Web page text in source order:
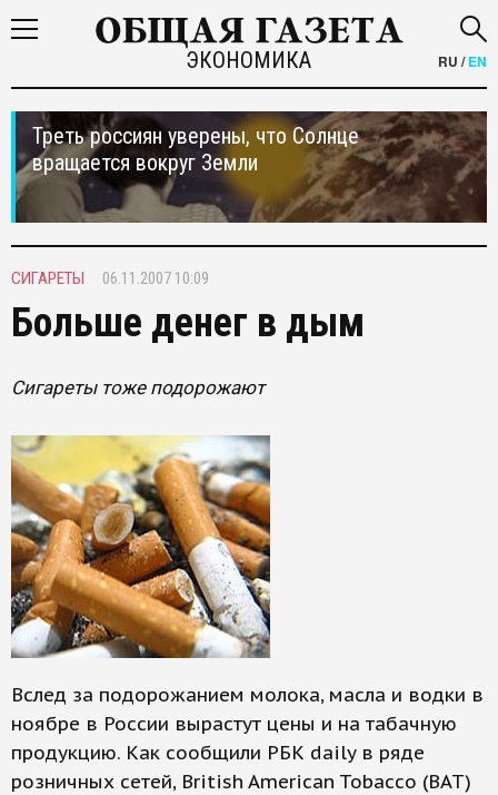
ЭКОНОМИКА RU /EN
Треть россиян уверены, что Солнце
вращается вокруг Земли
СИГАРЕТЫ 06.11.2007 10:09
Больше денег в дым
Cигареты тоже подорожают
Вслед за подорожанием молока, масла и водки в
ноябре в России вырастут цены и на табачную
продукцию. Как сообщили РБК daily в ряде
розничных сетей, British American Tobacco (BAT)